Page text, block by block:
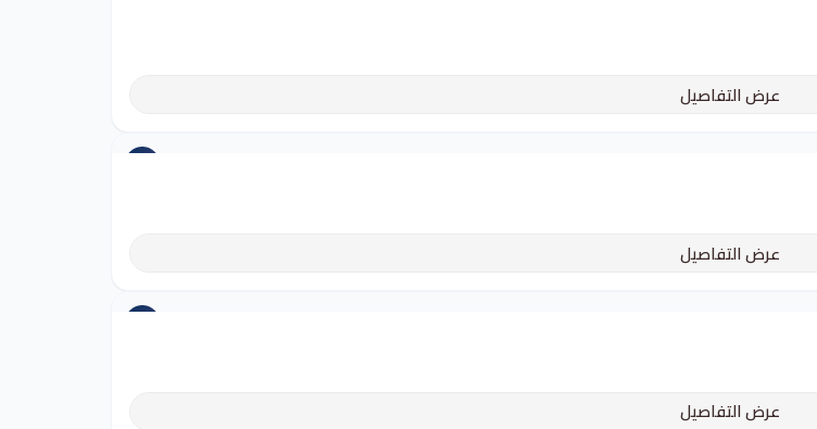
عرض التفاصيل
عرض التفاصيل
عرض التفاصيل